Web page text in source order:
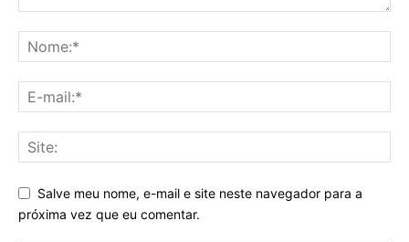
Salve meu nome, e-mail e site neste navegador para a
próxima vez que eu comentar.